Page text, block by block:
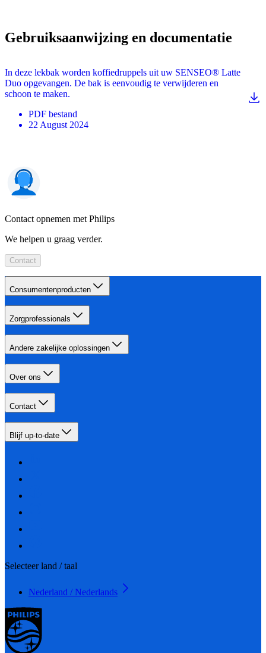
Gebruiksaanwijzing en documentatie
In deze lekbak worden koffiedruppels uit uw SENSEO® Latte
Duo opgevangen. De bak is eenvoudig te verwijderen en
schoon te maken.
PDF bestand
22 August 2024
Contact opnemen met Philips
We helpen u graag verder.
Contact
Consumentenproducten
Zorgprofessionals
Andere zakelijke oplossingen
Over ons
Contact
Blijf up-to-date
Selecteer land / taal
Nederland / Nederlands